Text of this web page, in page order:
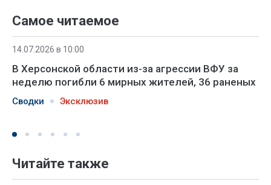
Самое читаемое
14.07.2026 в 10:00
В Херсонской области из-за агрессии ВФУ за
неделю погибли 6 мирных жителей, 36 раненых
Сводки Эксклюзив
Читайте также